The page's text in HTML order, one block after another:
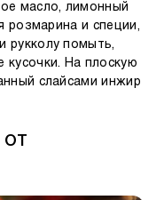
масло, лимонный
розмарина и специи,
рукколу помыть,
кусочки. На плоскую
слайсами инжир